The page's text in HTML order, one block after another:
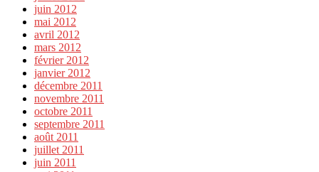
juin 2012
mai 2012
avril 2012
mars 2012
février 2012
janvier 2012
décembre 2011
novembre 2011
octobre 2011
septembre 2011
août 2011
juillet 2011
juin 2011